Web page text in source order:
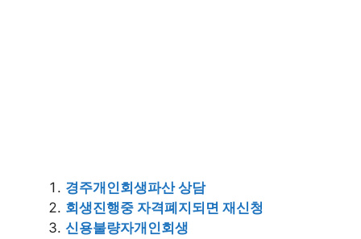
경주개인회생파산 상담
회생진행중 자격폐지되면 재신청
신용불량자개인회생